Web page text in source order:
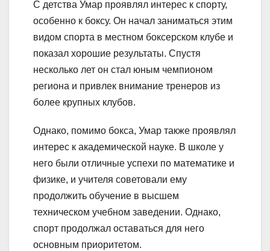
С детства Умар проявлял интерес к спорту,
особенно к боксу. Он начал заниматься этим
видом спорта в местном боксерском клубе и
показал хорошие результаты. Спустя
несколько лет он стал юным чемпионом
региона и привлек внимание тренеров из
более крупных клубов.
Однако, помимо бокса, Умар также проявлял
интерес к академической науке. В школе у
него были отличные успехи по математике и
физике, и учителя советовали ему
продолжить обучение в высшем
техническом учебном заведении. Однако,
спорт продолжал оставаться для него
основным приоритетом.